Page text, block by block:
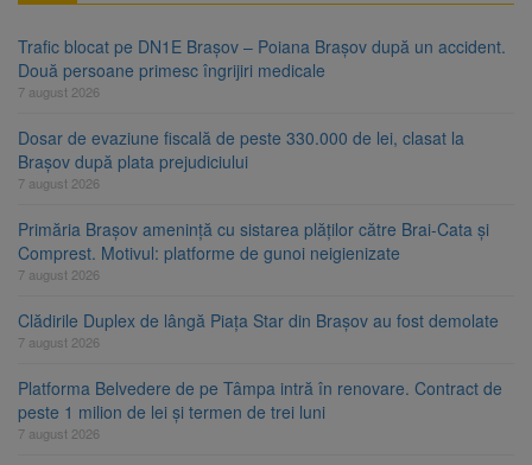
Trafic blocat pe DN1E Brașov – Poiana Brașov după un accident.
Două persoane primesc îngrijiri medicale
7 august 2026
Dosar de evaziune fiscală de peste 330.000 de lei, clasat la
Brașov după plata prejudiciului
7 august 2026
Primăria Brașov amenință cu sistarea plăților către Brai-Cata și
Comprest. Motivul: platforme de gunoi neigienizate
7 august 2026
Clădirile Duplex de lângă Piața Star din Brașov au fost demolate
7 august 2026
Platforma Belvedere de pe Tâmpa intră în renovare. Contract de
peste 1 milion de lei și termen de trei luni
7 august 2026